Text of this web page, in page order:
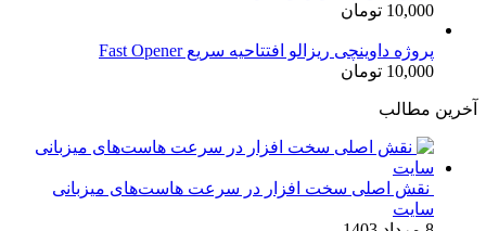
10,000 تومان
پروژه داوینچی ریزالو افتتاحیه سریع Fast Opener
10,000 تومان
آخرین مطالب
نقش اصلی سخت افزار در سرعت هاست‌های میزبانی
سایت